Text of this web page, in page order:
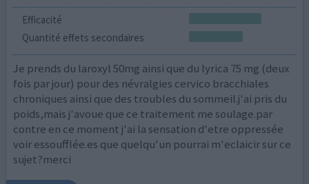
Efficacité
Quantité effets secondaires
Je prends du laroxyl 50mg ainsi que du lyrica 75 mg (deux
fois par jour) pour des névralgies cervico bracchiales
chroniques ainsi que des troubles du sommeil.j'ai pris du
poids,mais j'avoue que ce traitement me soulage.par
contre en ce moment j'ai la sensation d'etre oppressée
voir essoufflée.es que quelqu'un pourrai m'eclaicir sur ce
sujet?merci